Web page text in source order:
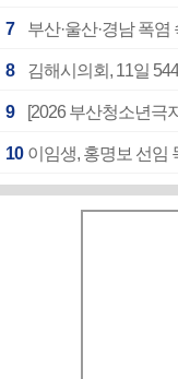
7 부산·울산·경남 폭
8 김해시의회, 11일
9
10 이임생, 홍명보 선임